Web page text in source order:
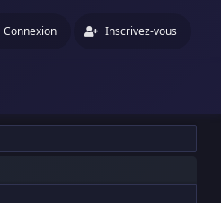
Connexion Inscrivez-vous